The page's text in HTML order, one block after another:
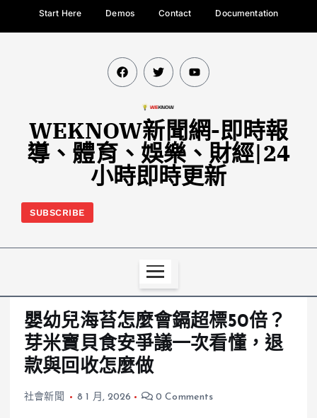
Start Here Demos Contact Documentation
WEKNOW新聞網-即時報
導、體育、娛樂、財經|24
小時即時更新
SUBSCRIBE
嬰幼兒海苔怎麼會鎘超標50倍？
芽米寶貝食安爭議一次看懂，退
款與回收怎麼做
社會新聞 8 1 月, 2026 0 Comments